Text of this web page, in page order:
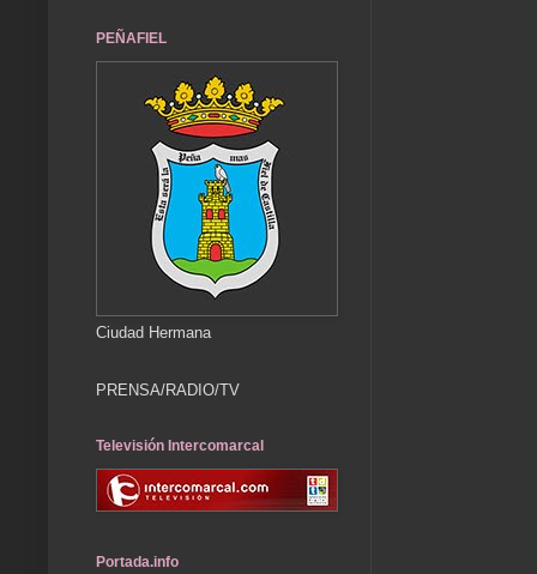
PEÑAFIEL
Ciudad Hermana
PRENSA/RADIO/TV
Televisión Intercomarcal
Portada.info